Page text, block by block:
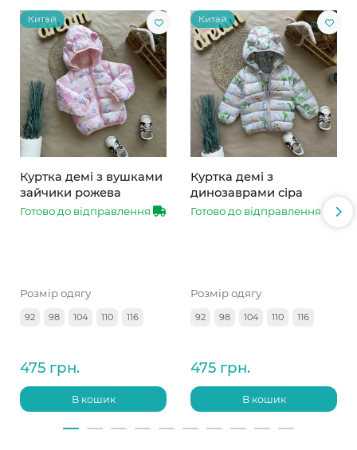
Китай
Куртка демі з вушками
зайчики рожева
Готово до відправлення
Розмір одягу
92 98 104 110 116
475 грн.
В кошик
Китай
Куртка демі з
динозаврами сіра
Готово до відправлення
Розмір одягу
92 98 104 110 116
475 грн.
В кошик